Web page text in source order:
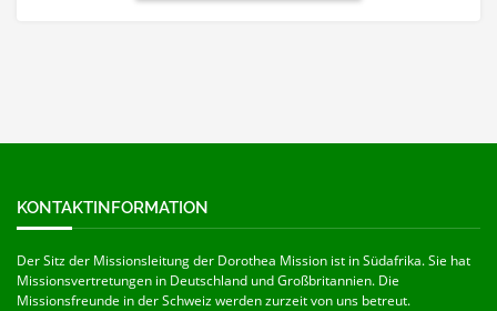
KONTAKTINFORMATION
Der Sitz der Missionsleitung der Dorothea Mission ist in Südafrika. Sie hat
Missionsvertretungen in Deutschland und Großbritannien. Die
Missionsfreunde in der Schweiz werden zurzeit von uns betreut.